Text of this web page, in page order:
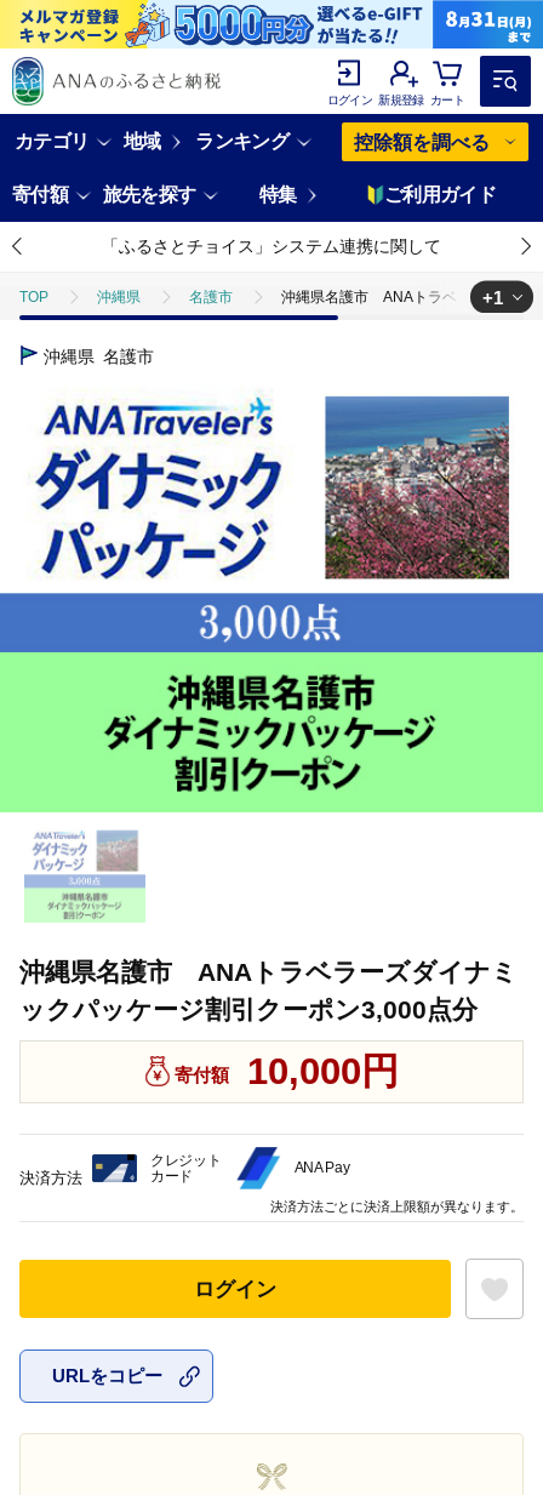
ログイン 新規登録 カート
カテゴリ 地域 ランキング 控除額を調べる
寄付額 旅先を探す 特集 ご利用ガイド
「ふるさとチョイス」システム連携に関して
TOP 沖縄県 名護市 沖縄県名護市 ANAトラベラーズダイ
TOP
+1
沖縄県 名護市
沖縄県名護市 ANAトラベラーズダイナミ
ックパッケージ割引クーポン3,000点分
寄付額 10,000円
ログイン
URLをコピー
決済方法
クレジット
カード
ANA Pay
決済方法ごとに決済上限額が異なります。